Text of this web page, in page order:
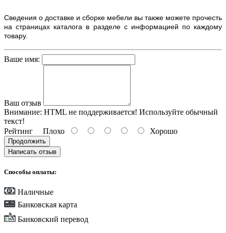
Сведения о доставке и сборке мебели вы также можете прочесть
на страницах каталога в разделе с информацией по каждому
товару.
Ваше имя:
Ваш отзыв
Внимание: HTML не поддерживается! Используйте обычный
текст!
Рейтинг Плохо Хорошо
Продолжить
Написать отзыв
Способы оплаты:
Наличные
Банковская карта
Банковский перевод